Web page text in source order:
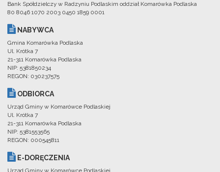
Bank Spółdzielczy w Radzyniu Podlaskim oddział Komarówka Podlaska
80 8046 1070 2003 0450 1859 0001
NABYWCA
Gmina Komarówka Podlaska
Ul. Krótka 7
21-311 Komarówka Podlaska
NIP: 5381850234
REGON: 030237575
ODBIORCA
Urząd Gminy w Komarówce Podlaskiej
Ul. Krótka 7
21-311 Komarówka Podlaska
NIP: 5381553565
REGON: 000545811
E-DORĘCZENIA
Urząd Gminy w Komarówce Podlaskiej